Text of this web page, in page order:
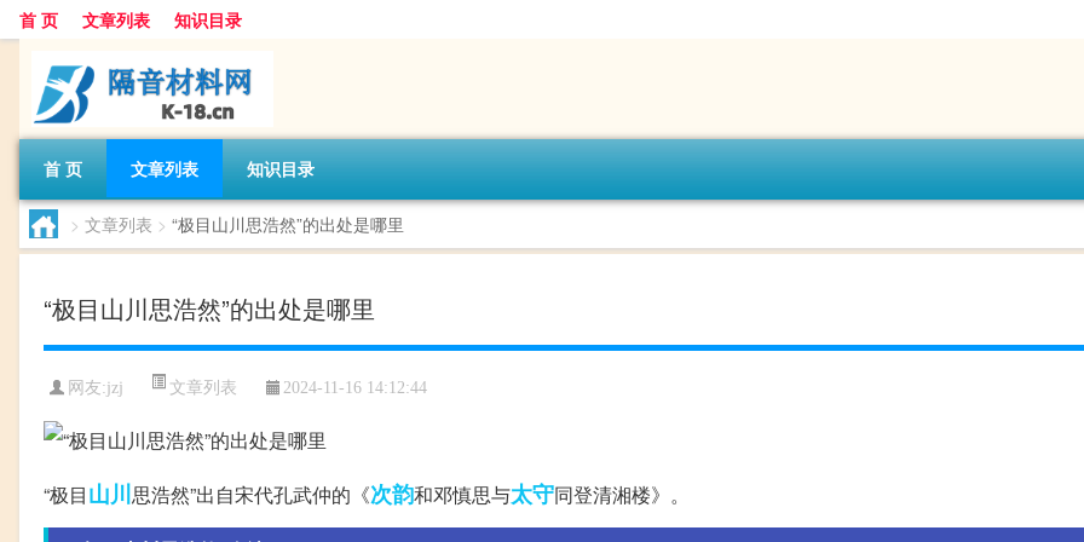
首 页 文章列表 知识目录
首 页 文章列表 知识目录
> 文章列表 > “极目山川思浩然”的出处是哪里
“极目山川思浩然”的出处是哪里
网友:jzj 文章列表 2024-11-16 14:12:44
“极目山川思浩然”出自宋代孔武仲的《次韵和邓慎思与太守同登清湘楼》。